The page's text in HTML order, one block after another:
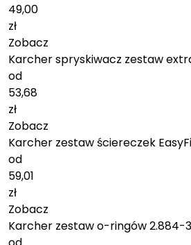
49,00
zł
Zobacz
Karcher spryskiwacz zestaw
od
53,68
zł
Zobacz
Karcher zestaw ściereczek
od
59,01
zł
Zobacz
Karcher zestaw o-ringów 2.884-